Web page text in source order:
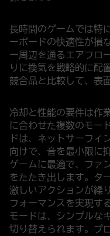
長時間のゲームでは特
ーボードの快適性が損
ー周辺を通るエアフロ
りに換気を戦略的に配
競合品と比較して、表
冷却と性能の要件は作
に合わせた複数のモー
ドは、ネットサーフィ
向けで、音を最小限に
ゲームに最適で、ファ
をたたき出します。タ
激しいアクションが繰
フォーマンスを実現す
モードは、シンプルな
切り替えられます。プ